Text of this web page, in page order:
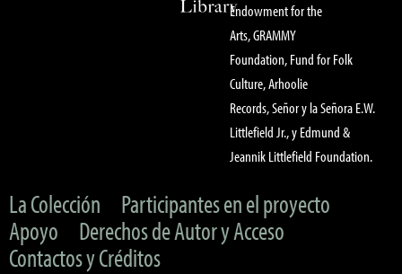
Endowment for the
Arts, GRAMMY
Foundation, Fund for Folk
Culture, Arhoolie
Records, Señor y la Señora E.W.
Littlefield Jr., y Edmund &
Jeannik Littlefield Foundation.
La Colección
Participantes en el proyecto
Apoyo
Derechos de Autor y Acceso
Contactos y Créditos